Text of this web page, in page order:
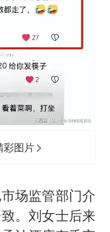
彩图片
场监管部门介
。刘女士后来